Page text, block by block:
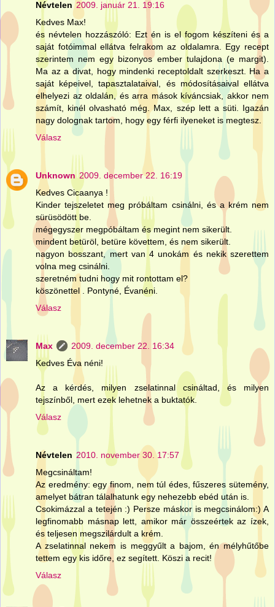
Névtelen 2009. január 21. 19:16
Kedves Max!
és névtelen hozzászóló: Ezt én is el fogom készíteni és a
saját fotóimmal ellátva felrakom az oldalamra. Egy recept
szerintem nem egy bizonyos ember tulajdona (e margit).
Ma az a divat, hogy mindenki receptoldalt szerkeszt. Ha a
saját képeivel, tapasztalataival, és módosításaival ellátva
elhelyezi az oldalán, és arra mások kíváncsiak, akkor nem
számít, kinél olvasható még. Max, szép lett a süti. Igazán
nagy dolognak tartom, hogy egy férfi ilyeneket is megtesz.
Válasz
Unknown 2009. december 22. 16:19
Kedves Cicaanya !
Kinder tejszeletet meg próbáltam csinálni, és a krém nem
sürüsödött be.
mégegyszer megpóbáltam és megint nem sikerült.
mindent betüröl, betüre követtem, és nem sikerült.
nagyon bosszant, mert van 4 unokám és nekik szerettem
volna meg csinálni.
szeretném tudni hogy mit rontottam el?
köszönettel . Pontyné, Évanéni.
Válasz
Max
2009. december 22. 16:34
Kedves Éva néni!
Az a kérdés, milyen zselatinnal csináltad, és milyen
tejszínből, mert ezek lehetnek a buktatók.
Válasz
Névtelen 2010. november 30. 17:57
Megcsináltam!
Az eredmény: egy finom, nem túl édes, fűszeres sütemény,
amelyet bátran tálalhatunk egy nehezebb ebéd után is.
Csokimázzal a tetején :) Persze máskor is megcsinálom:) A
legfinomabb másnap lett, amikor már összeértek az ízek,
és teljesen megszilárdult a krém.
A zselatinnal nekem is meggyűlt a bajom, én mélyhűtőbe
tettem egy kis időre, ez segített. Köszi a recit!
Válasz